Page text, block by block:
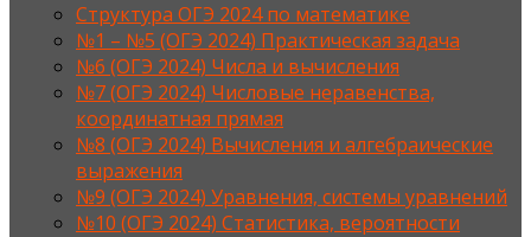
Структура ОГЭ 2024 по математике
№1 – №5 (ОГЭ 2024) Практическая задача
№6 (ОГЭ 2024) Числа и вычисления
№7 (ОГЭ 2024) Числовые неравенства,
координатная прямая
№8 (ОГЭ 2024) Вычисления и алгебраические
выражения
№9 (ОГЭ 2024) Уравнения, системы уравнений
№10 (ОГЭ 2024) Статистика, вероятности